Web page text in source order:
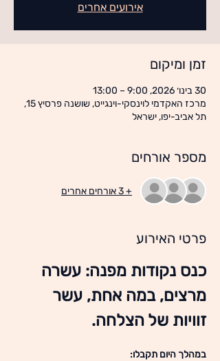
אירועים אחרים
זמן ומיקום
30 בינו׳ 2026, 9:00 – 13:00
מרכז האקדמי לוינסקי-וינגייט, שושנה פרסיץ 15,
תל אביב-יפו, ישראל
מספר אורחים
+ 3 אורחים אחרים
פרטי האירוע
כנס נקודות מפנה: עשרה
מרצים, במה אחת, עשר
זוויות של הצלחה.
במהלך היום תקבלו: